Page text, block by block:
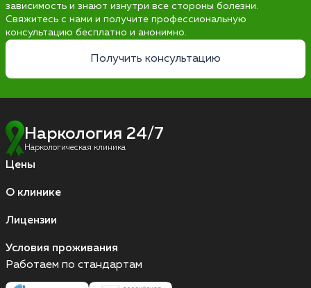
зависимость и знают изнутри все стороны болезни.
Свяжитесь с нами и получите профессиональную
консультацию бесплатно и анонимно.
Получить консультацию
Наркология 24/7
Наркологическая клиника
Цены
О клинике
Лицензии
Условия проживания
Работаем по стандартам